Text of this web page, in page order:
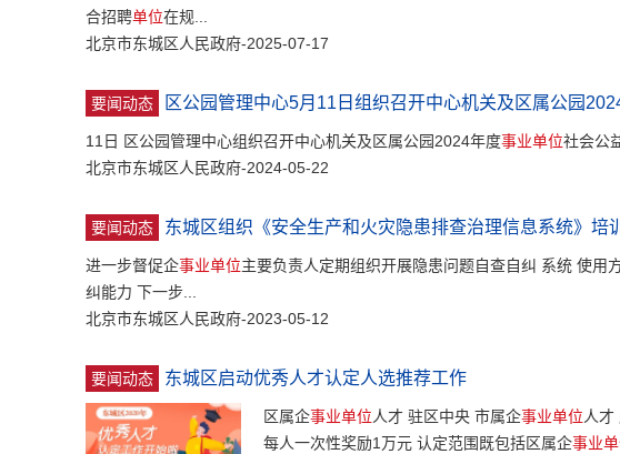
合招聘单位在规...
北京市东城区人民政府-2025-07-17
要闻动态 区公园管理中心5月11日组织召开中心机关及区属公园
11日 区公园管理中心组织召开中心机关及区属公园2024年度事业单位社会公
北京市东城区人民政府-2024-05-22
要闻动态 东城区组织《安全生产和火灾隐患排查治理信息系统》培
进一步督促企事业单位主要负责人定期组织开展隐患问题自查自纠 系统 使用
纠能力 下一步...
北京市东城区人民政府-2023-05-12
要闻动态 东城区启动优秀人才认定人选推荐工作
区属企事业单位人才 驻区中央 市属企事业单位人才
每人一次性奖励1万元 认定范围既包括区属企事业